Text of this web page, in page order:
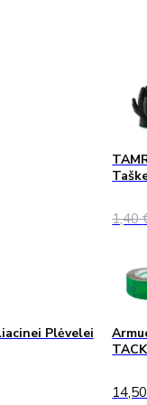
1,40
Plėvelei
TACK